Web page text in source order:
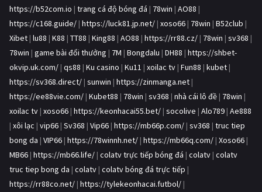
https://b52com.io | trang cá độ bóng đá | 78win | AO88 |
https://c168.guide/ | https://luck81.jp.net/ | xoso66 | 78win | B52club |
Xibet | lu88 | K88 | TT88 | King88 | AO88 | https://rr88.cz/ | 78win | sv368 |
78win | game bài đổi thưởng | 7M | Bongdalu | DH88 | https://shbet-
okvip.uk.com/ | qs88 | Ku casino | Ku11 | xoilac tv | Fun88 | kubet |
https://sv368.direct/ | sunwin | https://zinmanga.net |
https://ee88vie.com/ | Kubet88 | 78win | sv368 | nhà cái lô đề | 78win |
xoilac tv | xoso66 | https://keonhacai55.bet/ | socolive | Alo789 | Ae888
| xôi lạc | vip66 | Sv368 | Vip66 | https://mb66p.com/ | sv368 | truc tiep
bong da | VIP66 | https://78winnh.net/ | https://mb66q.com/ | Xoso66 |
MB66 | https://mb66.life/ | colatv trực tiếp bóng đá | colatv | colatv
truc tiep bong da | colatv | colatv bóng đá trực tiếp |
https://rr88co.net/ | https://tylekeonhacai.futbol/ |